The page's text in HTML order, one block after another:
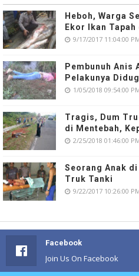
Heboh, Warga
Ekor Ikan Tapah
9/17/2017 11:04:00
Pembunuh Anis
Pelakunya
1/05/2018 09:54:00
Tragis, Dum
di Mentebah,
2/25/2018 01:46:00
Seorang Anak
Truk Tanki
9/22/2017 10:26:00
Facebook
Join Us On Facebook